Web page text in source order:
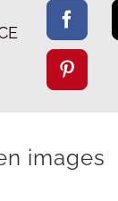
images